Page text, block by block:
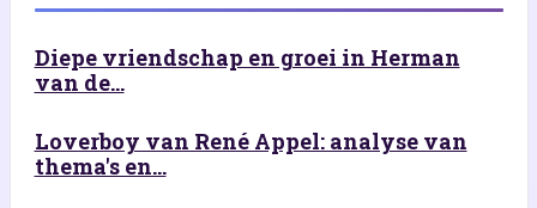
Diepe vriendschap en groei in Herman
van de...
Loverboy van René Appel: analyse van
thema's en...